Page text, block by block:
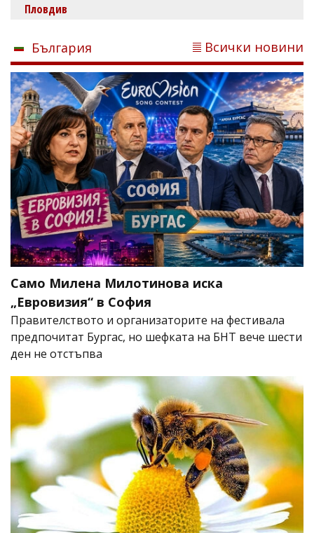
Пловдив
България Всички новини
Само Милена Милотинова иска
„Евровизия“ в София
Правителството и организаторите на фестивала
предпочитат Бургас, но шефката на БНТ вече шести
ден не отстъпва